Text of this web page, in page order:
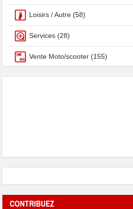
Loisirs / Autre (58)
Services (28)
Vente Moto/scooter (155)
CONTRIBUEZ